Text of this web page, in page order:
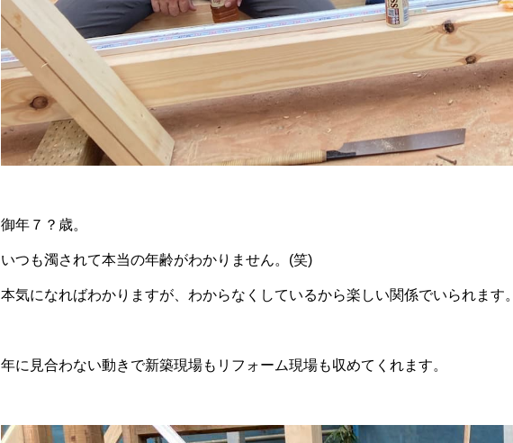
御年７？歳。
いつも濁されて本当の年齢がわかりません。(笑)
本気になればわかりますが、わからなくしているから楽しい関係でいられます。
年に見合わない動きで新築現場もリフォーム現場も収めてくれます。